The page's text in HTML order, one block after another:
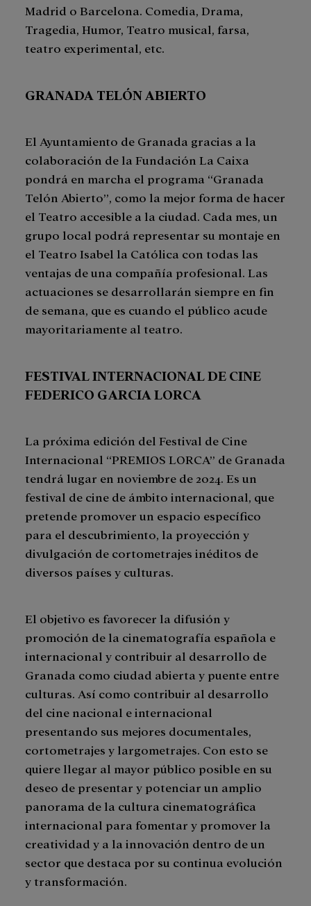
Madrid o Barcelona. Comedia, Drama,
Tragedia, Humor, Teatro musical, farsa,
teatro experimental, etc.
GRANADA TELÓN ABIERTO
El Ayuntamiento de Granada gracias a la
colaboración de la Fundación La Caixa
pondrá en marcha el programa “Granada
Telón Abierto”, como la mejor forma de hacer
el Teatro accesible a la ciudad. Cada mes, un
grupo local podrá representar su montaje en
el Teatro Isabel la Católica con todas las
ventajas de una compañía profesional. Las
actuaciones se desarrollarán siempre en fin
de semana, que es cuando el público acude
mayoritariamente al teatro.
FESTIVAL INTERNACIONAL DE CINE
FEDERICO GARCIA LORCA
La próxima edición del Festival de Cine
Internacional “PREMIOS LORCA” de Granada
tendrá lugar en noviembre de 2024. Es un
festival de cine de ámbito internacional, que
pretende promover un espacio específico
para el descubrimiento, la proyección y
divulgación de cortometrajes inéditos de
diversos países y culturas.
El objetivo es favorecer la difusión y
promoción de la cinematografía española e
internacional y contribuir al desarrollo de
Granada como ciudad abierta y puente entre
culturas. Así como contribuir al desarrollo
del cine nacional e internacional
presentando sus mejores documentales,
cortometrajes y largometrajes. Con esto se
quiere llegar al mayor público posible en su
deseo de presentar y potenciar un amplio
panorama de la cultura cinematográfica
internacional para fomentar y promover la
creatividad y a la innovación dentro de un
sector que destaca por su continua evolución
y transformación.